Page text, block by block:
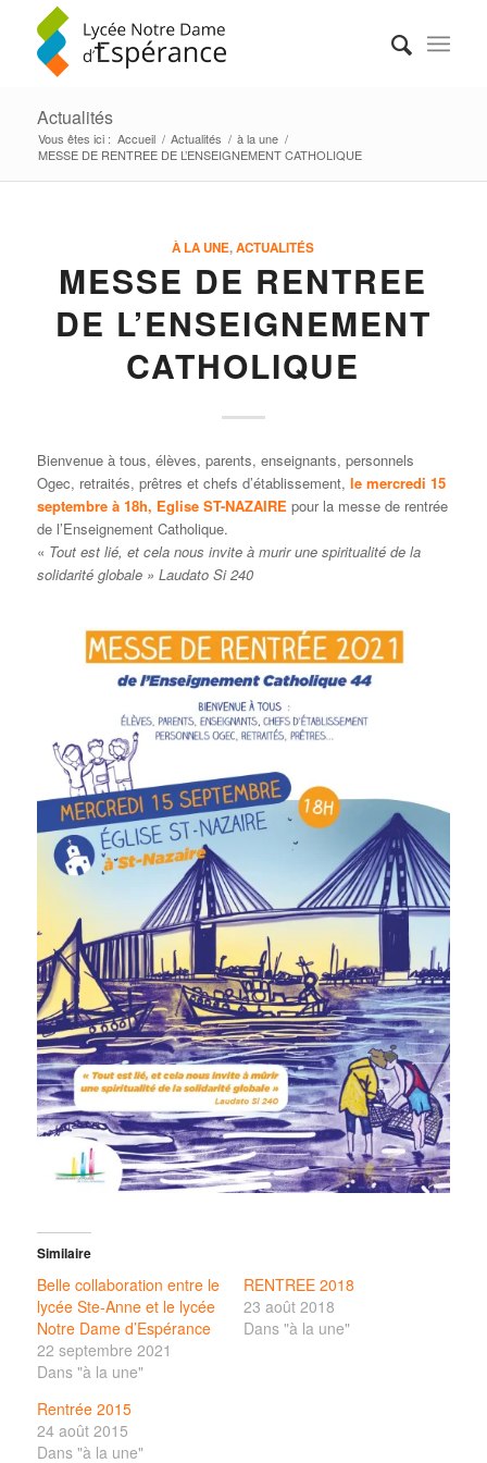
Actualités
Vous êtes ici : Accueil / Actualités / à la une /
MESSE DE RENTREE DE L’ENSEIGNEMENT CATHOLIQUE
À LA UNE,ACTUALITÉS
MESSE DE RENTREE
DE L’ENSEIGNEMENT
CATHOLIQUE
Bienvenue à tous, élèves, parents, enseignants, personnels
Ogec, retraités, prêtres et chefs d’établissement, le mercredi 15
septembre à 18h, Eglise ST-NAZAIREpour la messe de rentrée
de l’Enseignement Catholique.
« Tout est lié, et cela nous invite à murir une spiritualité de la
solidarité globale » Laudato Si 240
Similaire
Belle collaboration entre le
lycée Ste-Anne et le lycée
Notre Dame d’Espérance
22 septembre 2021
Dans "à la une"
RENTREE 2018
23 août 2018
Dans "à la une"
Rentrée 2015
24 août 2015
Dans "à la une"